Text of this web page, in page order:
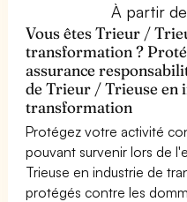
À partir
Vous êtes Trieur /
transformation ?
assurance
de Trieur / Trieuse en
transformation
Protégez votre activité
pouvant survenir lors de
Trieuse en industrie de
protégés contre les